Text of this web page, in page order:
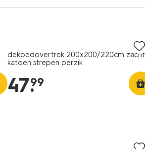
dekbedovertrek 200x200/220cm zacht
katoen strepen perzik
47.
99